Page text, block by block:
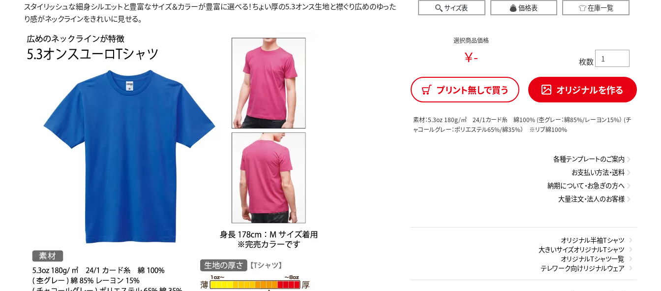
スタイリッシュな細身シルエットと豊富なサイズ＆カラーが豊富に選べる！ちょい厚の5.3オンス生地と襟ぐり広めのゆった
り感がネックラインをきれいに見せる。
サイズ表 価格表 在庫一覧
選択商品価格
￥- 枚数
プリント無しで買う オリジナルを作る
素材：5.3oz 180g/㎡ 24/1カード糸 綿100% (杢グレー：綿85%/レーヨン15%） (チ
ャコールグレー：ポリエステル65%/綿35%） ※リブ綿100%
各種テンプレートのご案内
お支払い方法・送料
納期について・お急ぎの方へ
大量注文・法人のお客様
オリジナル半袖Tシャツ
大きいサイズオリジナルTシャツ
オリジナルTシャツ一覧
テレワーク向けリジナルウェア